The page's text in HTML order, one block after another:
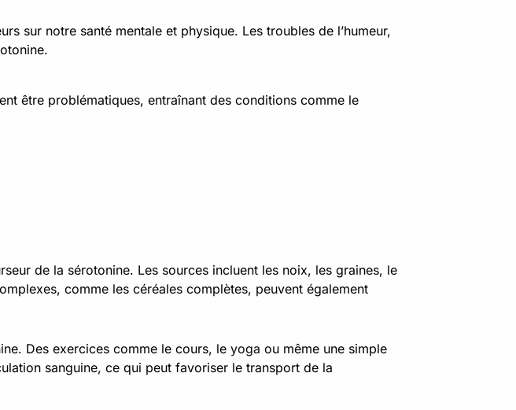
sur notre santé mentale et physique. Les troubles de l’humeur,
être problématiques, entraînant des conditions comme le
de la sérotonine. Les sources incluent les noix, les graines, le
comme les céréales complètes, peuvent également
Des exercices comme le cours, leyoga ou même une simple
sanguine, ce qui peut favoriser le transport de la